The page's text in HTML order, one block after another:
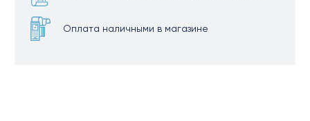
Оплата наличными в магазине